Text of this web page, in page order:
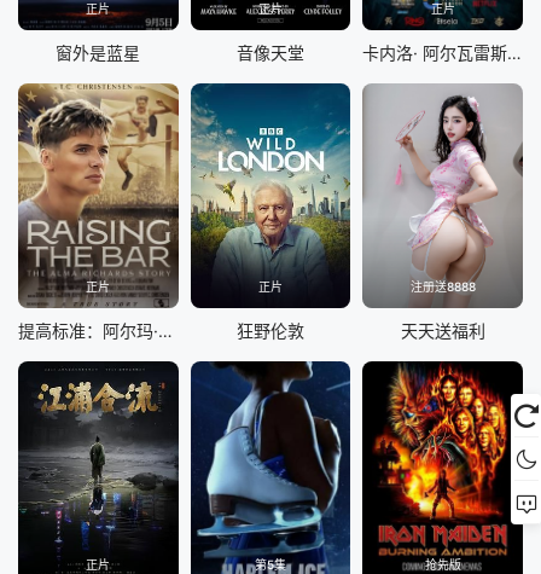
正片
窗外是蓝星
正片
音像天堂
正片
卡内洛· 阿尔瓦雷斯 vs 特伦斯·克劳福德
正片
提高标准：阿尔玛·理查兹的故事
正片
狂野伦敦
注册送8888
天天送福利
正片 第5集 抢先版